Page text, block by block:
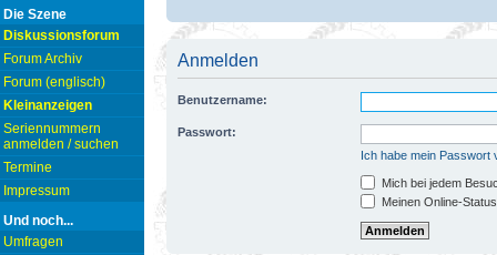
Die Szene
Diskussionsforum
Forum Archiv
Forum (englisch)
Kleinanzeigen
Seriennummern
anmelden / suchen
Termine
Impressum
Und noch...
Umfragen
Anmelden
Benutzername:
Passwort:
Ich habe mein Passwort
Mich bei jedem
Meinen Online-